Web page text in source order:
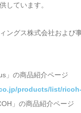
しています。
ングス株式会社および
」の商品紹介ページ
products/list/
」の商品紹介ページ